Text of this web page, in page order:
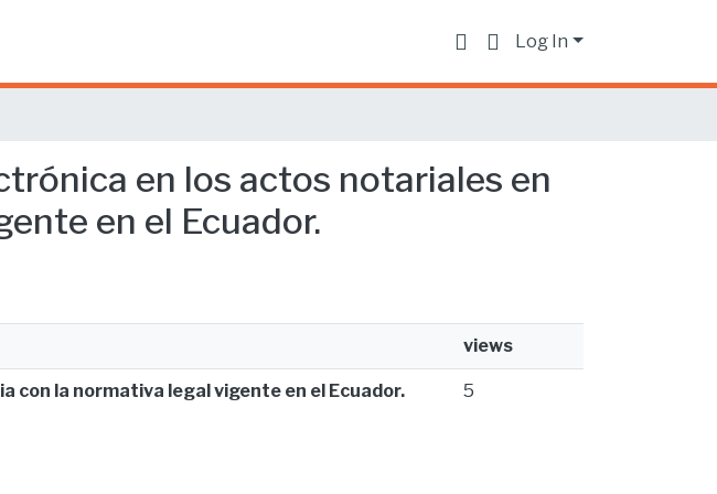
Log In
en los actos notariales en
en el Ecuador.
views
con la normativa legal vigente en el Ecuador. 5